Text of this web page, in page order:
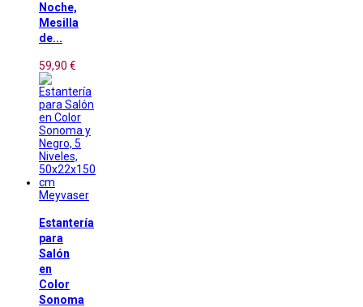
Noche,
Mesilla
de...
59,90 €
Meyvaser
Estantería
para
Salón
en
Color
Sonoma